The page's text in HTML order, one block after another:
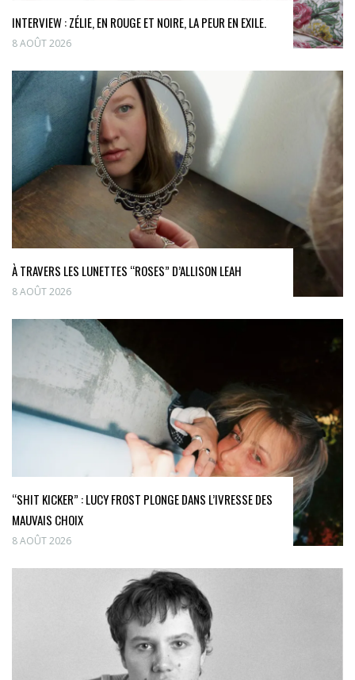
INTERVIEW : ZÉLIE, EN ROUGE ET NOIRE, LA PEUR EN EXILE.
8 AOÛT 2026
À TRAVERS LES LUNETTES “ROSES” D’ALLISON LEAH
8 AOÛT 2026
“SHIT KICKER” : LUCY FROST PLONGE DANS L’IVRESSE DES
MAUVAIS CHOIX
8 AOÛT 2026